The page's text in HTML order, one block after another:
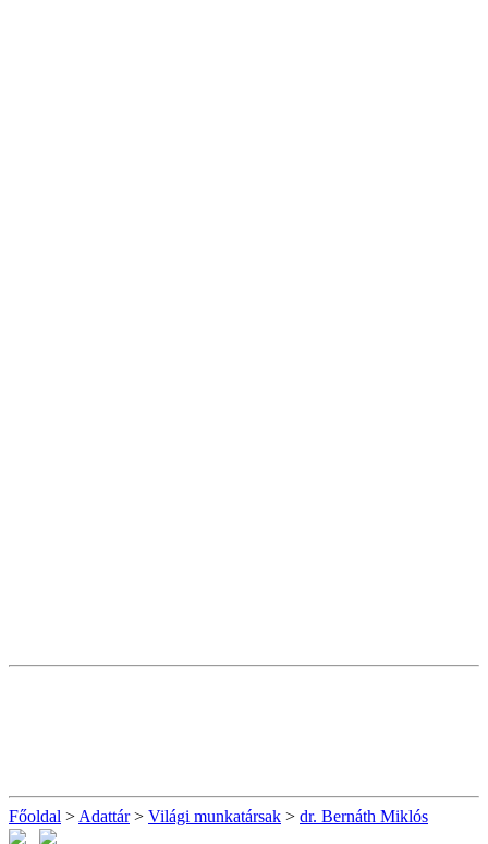
Főoldal > Adattár> Világi munkatársak > dr. Bernáth Miklós